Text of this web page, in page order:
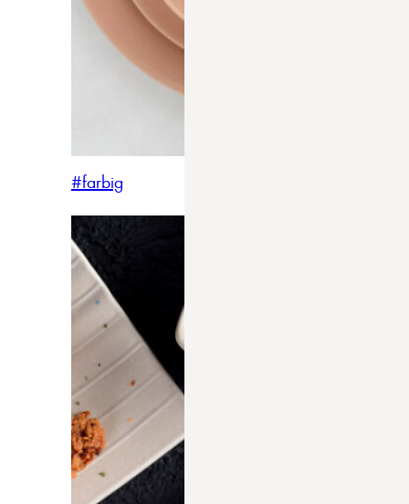
#farbig